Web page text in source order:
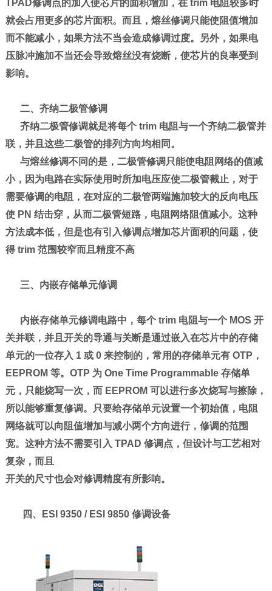
TPAD修调点的加入使芯片的面积增加，在 trim 电阻较多时
就会占用更多的芯片面积。而且，熔丝修调只能使阻值增加
而不能减小，如果方法不当会造成修调过度。另外，如果电
压脉冲施加不当还会导致熔丝没有烧断，使芯片的良率受到
影响。
二、齐纳二极管修调
齐纳二极管修调就是将每个 trim 电阻与一个齐纳二极管并
联，并且这些二极管的排列方向均相同。
与熔丝修调不同的是，二极管修调只能使电阻网络的值减
小，因为电路在实际使用时所加电压应使二极管截止，对于
需要修调的电阻，在对应的二极管两端施加较大的反向电压
使 PN 结击穿，从而二极管短路，电阻网络阻值减小。这种
方法成本低，但是也有引入修调点增加芯片面积的问题，使
得 trim 范围较窄而且精度不高
三、内嵌存储单元修调
内嵌存储单元修调电路中，每个 trim 电阻与一个 MOS 开
关并联，并且开关的导通与关断是通过嵌入在芯片中的存储
单元的一位存入 1 或 0 来控制的，常用的存储单元有 OTP，
EEPROM 等。OTP 为 One Time Programmable 存储单
元，只能烧写一次，而 EEPROM 可以进行多次烧写与擦除，
所以能够重复修调。只要给存储单元设置一个初始值，电阻
网络就可以向阻值增加与减小两个方向进行，修调的范围
宽。这种方法不需要引入 TPAD 修调点，但设计与工艺相对
复杂，而且
开关的尺寸也会对修调精度有所影响。
四、ESI 9350 / ESI 9850 修调设备